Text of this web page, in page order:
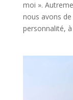
moi ».
nous avons
personnalité,